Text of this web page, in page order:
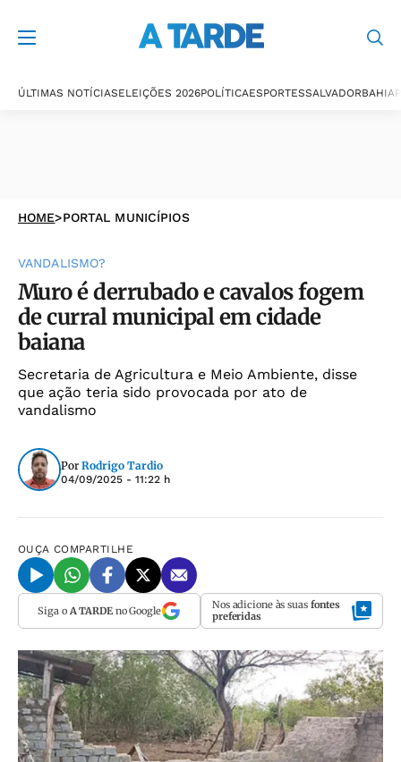
ÚLTIMAS NOTÍCIASELEIÇÕES 2026POLÍTICAESPORTESSALVADORBAHIA
HOME>PORTAL MUNICÍPIOS
VANDALISMO?
Muro é derrubado e cavalos fogem
de curral municipal em cidade
baiana
Secretaria de Agricultura e Meio Ambiente, disse
que ação teria sido provocada por ato de
vandalismo
Por Rodrigo Tardio
04/09/2025 - 11:22 h
OUÇA COMPARTILHE
Siga o A TARDEno Google Nos adicione às suas fontes
preferidas